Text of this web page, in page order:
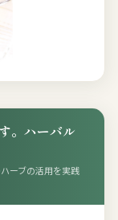
。ハーバル
ーブの活用を実践